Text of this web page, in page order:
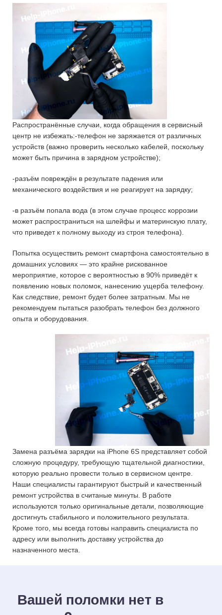
Распространённые случаи, когда обращения в сервисный
центр не избежать:-телефон не заряжается от различных
устройств (важно проверить несколько кабелей, поскольку
может быть причина в зарядном устройстве);
-разъём повреждён в результате падения или
механического воздействия и не реагирует на зарядку;
-в разъём попала вода (в этом случае процесс коррозии
может распространиться на шлейфы и материнскую плату,
что приведет к полному выходу из строя телефона).
Попытка осуществить ремонт смартфона самостоятельно в
домашних условиях — это крайне рискованное
мероприятие, которое с вероятностью в 90% приведёт к
появлению новых поломок, нанесению ущерба телефону.
Как следствие, ремонт будет более затратным. Мы не
рекомендуем пытаться разобрать телефон без должного
опыта и оборудования.
Замена разъёма зарядки на iPhone 6S представляет собой
сложную процедуру, требующую тщательной диагностики,
которую реально провести только в сервисном центре.
Наши специалисты гарантируют быстрый и качественный
ремонт устройства в считаные минуты. В работе
используются только оригинальные детали, позволяющие
достигнуть стабильного и положительного результата.
Кроме того, мы всегда готовы направить специалиста по
адресу или выполнить доставку устройства до
назначенного места.
Вашей поломки нет в